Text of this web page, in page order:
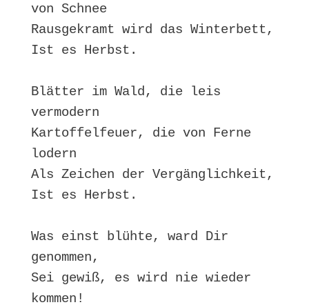
von Schnee
Rausgekramt wird das Winterbett,
Ist es Herbst.
Blätter im Wald, die leis
vermodern
Kartoffelfeuer, die von Ferne
lodern
Als Zeichen der Vergänglichkeit,
Ist es Herbst.
Was einst blühte, ward Dir
genommen,
Sei gewiß, es wird nie wieder
kommen!